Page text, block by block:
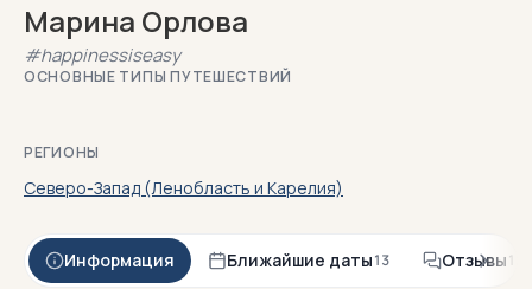
Марина Орлова
#happinessiseasy
ОСНОВНЫЕ ТИПЫ ПУТЕШЕСТВИЙ
РЕГИОНЫ
Северо-Запад (Ленобласть и Карелия)
Информация Ближайшие даты13 Отзывы113